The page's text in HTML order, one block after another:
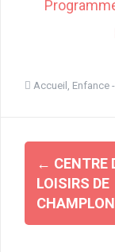
Accueil Enfance
d'article
← CENTRE
LOISIRS DE